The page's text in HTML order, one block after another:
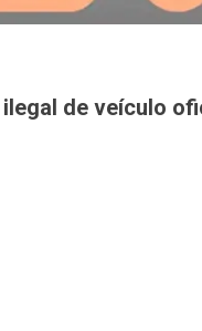
de veículo